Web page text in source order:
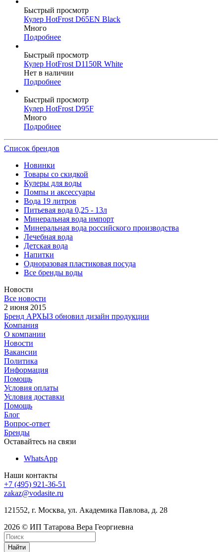
Быстрый просмотр
Кулер HotFrost D65EN Black
Много
Подробнее
Быстрый просмотр
Кулер HotFrost D1150R White
Нет в наличии
Подробнее
Быстрый просмотр
Кулер HotFrost D95F
Много
Подробнее
Список брендов
Новинки
Товары со скидкой
Кулеры для воды
Помпы и аксессуары
Вода 19 литров
Питьевая вода 0,25 - 13л
Минеральная вода импорт
Минеральная вода российского производства
Лечебная вода
Детская вода
Напитки
Одноразовая пластиковая посуда
Все бренды воды
Новости
Все новости
2 июня 2015
Бренд АРХЫЗ обновил дизайн продукции
Компания
О компании
Новости
Вакансии
Политика
Информация
Помощь
Условия оплаты
Условия доставки
Помощь
Блог
Вопрос-ответ
Бренды
Оставайтесь на связи
WhatsApp
Наши контакты
+7 (495) 921-36-51
zakaz@vodasite.ru
121552, г. Москва, ул. Академика Павлова, д. 28
2026 © ИП Татарова Вера Георгиевна
Найти